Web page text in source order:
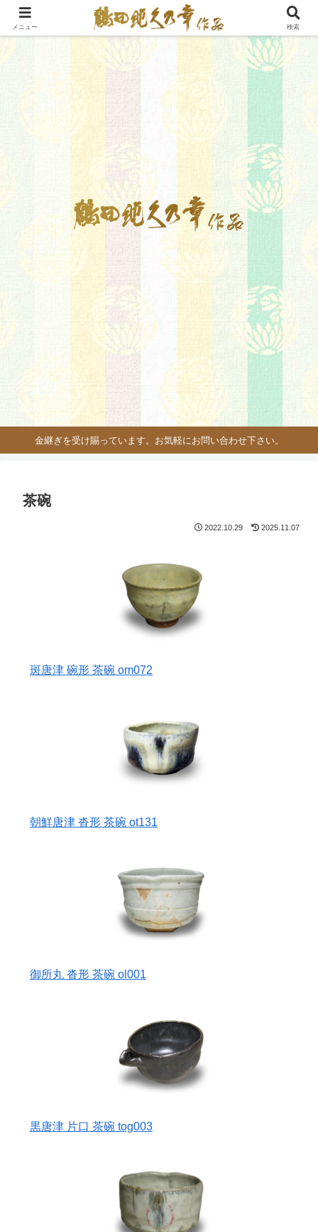
金継ぎを受け賜っています。お気軽にお問い合わせ下さい。
茶碗
2022.10.29 2025.11.07
斑唐津 碗形 茶碗 om072
朝鮮唐津 沓形 茶碗 ot131
御所丸 沓形 茶碗 ol001
黒唐津 片口 茶碗 tog003
メニュー 検索